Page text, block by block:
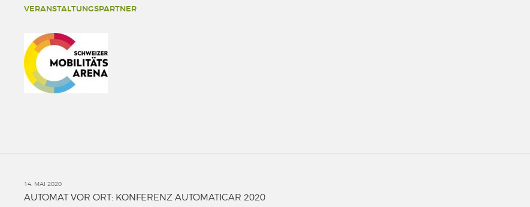
VERANSTALTUNGSPARTNER
14. MAI 2020
AUTOMAT VOR ORT: KONFERENZ AUTOMATICAR 2020